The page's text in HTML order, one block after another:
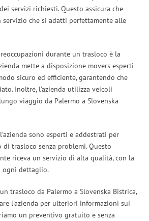
servizi richiesti. Questo assicura che
che si adatti perfettamente alle
durante un trasloco è la
mette a disposizione movers esperti
sicuro ed efficiente, garantendo che
Inoltre, l’azienda utilizza veicoli
viaggio da Palermo a Slovenska
sono esperti e addestrati per
trasloco senza problemi. Questo
riceva un servizio di alta qualità, con la
ogni dettaglio.
trasloco da Palermo a Slovenska Bistrica,
l’azienda per ulteriori informazioni sui
un preventivo gratuito e senza